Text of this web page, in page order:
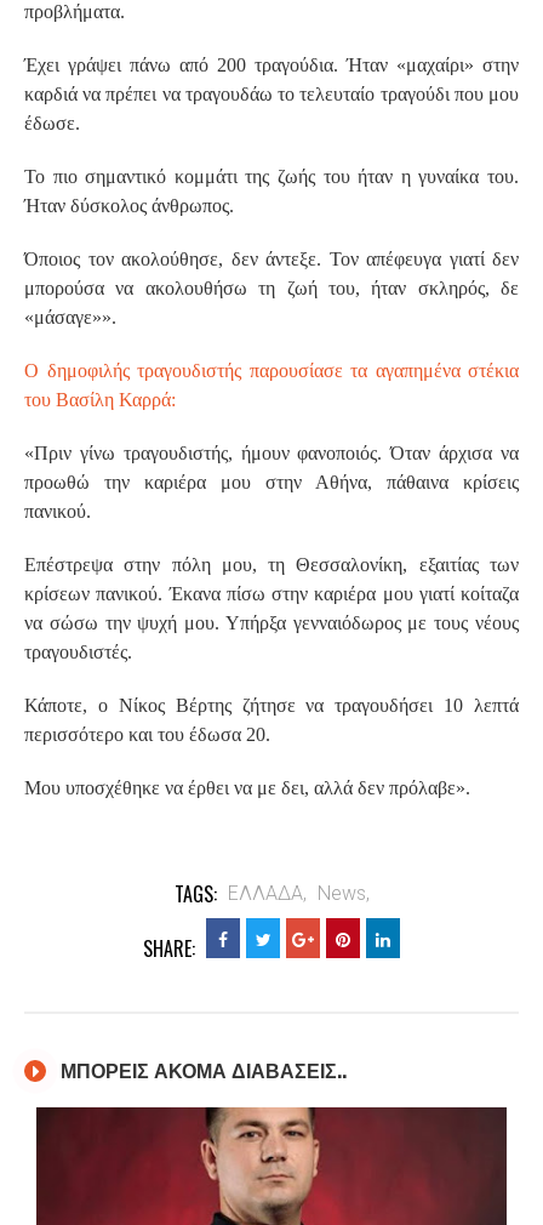
προβλήματα.
Έχει γράψει πάνω από 200 τραγούδια. Ήταν «μαχαίρι» στην
καρδιά να πρέπει να τραγουδάω το τελευταίο τραγούδι που μου
έδωσε.
Το πιο σημαντικό κομμάτι της ζωής του ήταν η γυναίκα του.
Ήταν δύσκολος άνθρωπος.
Όποιος τον ακολούθησε, δεν άντεξε. Τον απέφευγα γιατί δεν
μπορούσα να ακολουθήσω τη ζωή του, ήταν σκληρός, δε
«μάσαγε»».
Ο δημοφιλής τραγουδιστής παρουσίασε τα αγαπημένα στέκια
του Βασίλη Καρρά:
«Πριν γίνω τραγουδιστής, ήμουν φανοποιός. Όταν άρχισα να
προωθώ την καριέρα μου στην Αθήνα, πάθαινα κρίσεις
πανικού.
Επέστρεψα στην πόλη μου, τη Θεσσαλονίκη, εξαιτίας των
κρίσεων πανικού. Έκανα πίσω στην καριέρα μου γιατί κοίταζα
να σώσω την ψυχή μου. Υπήρξα γενναιόδωρος με τους νέους
τραγουδιστές.
Κάποτε, ο Νίκος Βέρτης ζήτησε να τραγουδήσει 10 λεπτά
περισσότερο και του έδωσα 20.
Μου υποσχέθηκε να έρθει να με δει, αλλά δεν πρόλαβε».
TAGS: ΕΛΛΑΔΑ, News,
SHARE:
ΜΠΟΡΕΙΣ ΑΚΟΜΑ ΔΙΑΒΑΣΕΙΣ..